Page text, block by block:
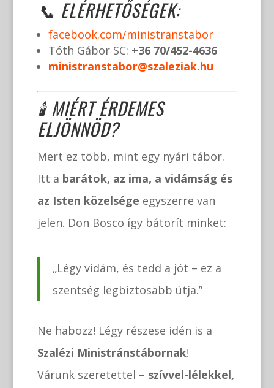
📞 ELÉRHETŐSÉGEK:
facebook.com/ministranstabor
Tóth Gábor SC: +36 70/452-4636
ministranstabor@szaleziak.hu
🕯 MIÉRT ÉRDEMES
ELJÖNNÖD?
Mert ez több, mint egy nyári tábor.
Itt a barátok, az ima, a vidámság és
az Isten közelsége egyszerre van
jelen. Don Bosco így bátorít minket:
„Légy vidám, és tedd a jót – ez a
szentség legbiztosabb útja.”
Ne habozz! Légy részese idén is a
Szalézi Ministránstábornak!
Várunk szeretettel – szívvel-lélekkel,